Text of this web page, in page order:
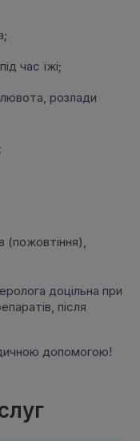
час їжі;
розлади
(пожовтіння),
доцільна при
після
допомогою!